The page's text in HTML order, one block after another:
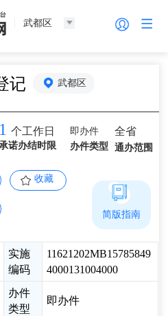
武都区
记 武都区
1 个工作日
诺办结时限
即办件
办件类型
全省
通办范围
收藏
实施
编码
11621202MB15785849
4000131004000
办件
类型
即办件
简版指南